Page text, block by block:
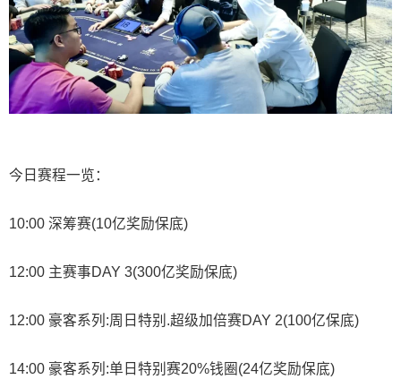
今日赛程一览：
10:00 深筹赛(10亿奖励保底)
12:00 主赛事DAY 3(300亿奖励保底)
12:00 豪客系列:周日特别.超级加倍赛DAY 2(100亿保底)
14:00 豪客系列:单日特别赛20%钱圈(24亿奖励保底)